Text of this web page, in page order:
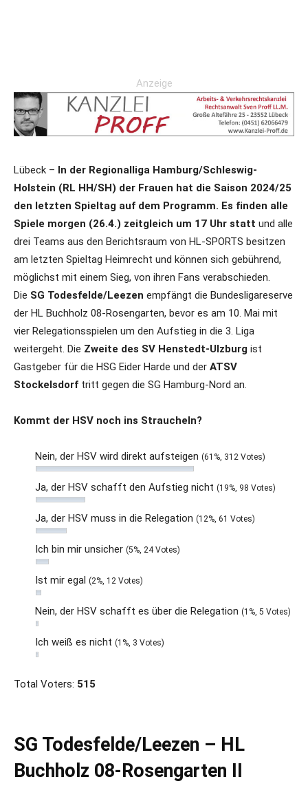
Anzeige
Lübeck – In der Regionalliga Hamburg/Schleswig-
Holstein (RL HH/SH) der Frauen hat die Saison 2024/25
den letzten Spieltag auf dem Programm. Es finden alle
Spiele morgen (26.4.) zeitgleich um 17 Uhr statt und alle
drei Teams aus den Berichtsraum von HL-SPORTS besitzen
am letzten Spieltag Heimrecht und können sich gebührend,
möglichst mit einem Sieg, von ihren Fans verabschieden.
Die SG Todesfelde/Leezen empfängt die Bundesligareserve
der HL Buchholz 08-Rosengarten, bevor es am 10. Mai mit
vier Relegationsspielen um den Aufstieg in die 3. Liga
weitergeht. Die Zweite des SV Henstedt-Ulzburg ist
Gastgeber für die HSG Eider Harde und der ATSV
Stockelsdorf tritt gegen die SG Hamburg-Nord an.
Kommt der HSV noch ins Straucheln?
Nein, der HSV wird direkt aufsteigen (61%, 312 Votes)
Ja, der HSV schafft den Aufstieg nicht (19%, 98 Votes)
Ja, der HSV muss in die Relegation (12%, 61 Votes)
Ich bin mir unsicher (5%, 24 Votes)
Ist mir egal (2%, 12 Votes)
Nein, der HSV schafft es über die Relegation (1%, 5 Votes)
Ich weiß es nicht (1%, 3 Votes)
Total Voters: 515
SG Todesfelde/Leezen – HL
Buchholz 08-Rosengarten II